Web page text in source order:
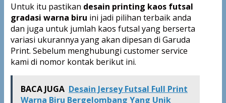
Untuk itu pastikan desain printing kaos futsal
gradasi warna biru ini jadi pilihan terbaik anda
dan juga untuk jumlah kaos futsal yang berserta
variasi ukurannya yang akan dipesan di Garuda
Print. Sebelum menghubungi customer service
kami di nomor kontak berikut ini.
BACA JUGA Desain Jersey Futsal Full Print
Warna Biru Bergelombang Yang Unik